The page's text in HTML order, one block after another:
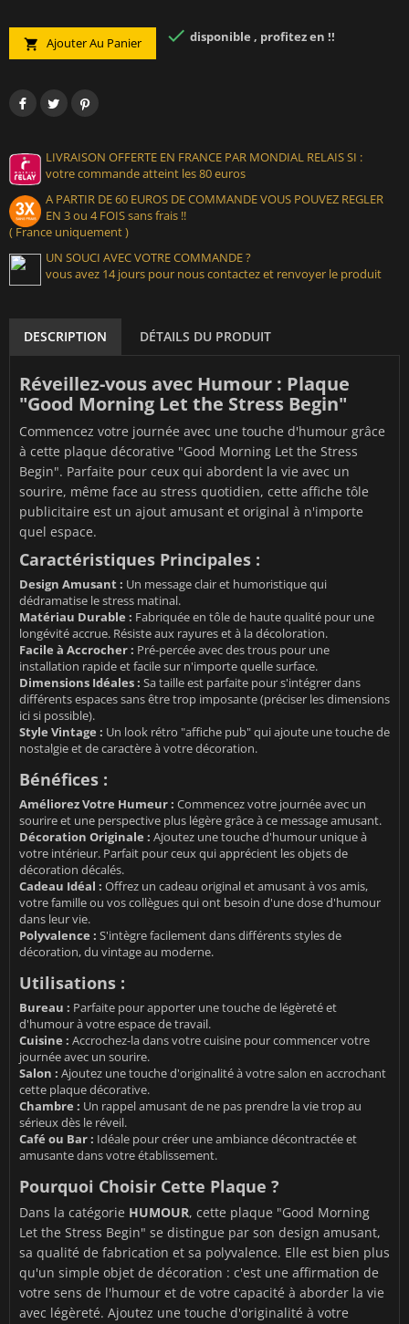
 Ajouter Au Panier  disponible , profitez en !!
LIVRAISON OFFERTE EN FRANCE PAR MONDIAL RELAIS SI :
votre commande atteint les 80 euros
A PARTIR DE 60 EUROS DE COMMANDE VOUS POUVEZ REGLER
EN 3 ou 4 FOIS sans frais !!
( France uniquement )
UN SOUCI AVEC VOTRE COMMANDE ?
vous avez 14 jours pour nous contactez et renvoyer le produit
DESCRIPTION DÉTAILS DU PRODUIT
Réveillez-vous avec Humour : Plaque
"Good Morning Let the Stress Begin"
Commencez votre journée avec une touche d'humour grâce
à cette plaque décorative "Good Morning Let the Stress
Begin". Parfaite pour ceux qui abordent la vie avec un
sourire, même face au stress quotidien, cette affiche tôle
publicitaire est un ajout amusant et original à n'importe
quel espace.
Caractéristiques Principales :
Design Amusant : Un message clair et humoristique qui
dédramatise le stress matinal.
Matériau Durable : Fabriquée en tôle de haute qualité pour une
longévité accrue. Résiste aux rayures et à la décoloration.
Facile à Accrocher : Pré-percée avec des trous pour une
installation rapide et facile sur n'importe quelle surface.
Dimensions Idéales : Sa taille est parfaite pour s'intégrer dans
différents espaces sans être trop imposante (préciser les dimensions
ici si possible).
Style Vintage : Un look rétro "affiche pub" qui ajoute une touche de
nostalgie et de caractère à votre décoration.
Bénéfices :
Améliorez Votre Humeur : Commencez votre journée avec un
sourire et une perspective plus légère grâce à ce message amusant.
Décoration Originale : Ajoutez une touche d'humour unique à
votre intérieur. Parfait pour ceux qui apprécient les objets de
décoration décalés.
Cadeau Idéal : Offrez un cadeau original et amusant à vos amis,
votre famille ou vos collègues qui ont besoin d'une dose d'humour
dans leur vie.
Polyvalence : S'intègre facilement dans différents styles de
décoration, du vintage au moderne.
Utilisations :
Bureau : Parfaite pour apporter une touche de légèreté et
d'humour à votre espace de travail.
Cuisine : Accrochez-la dans votre cuisine pour commencer votre
journée avec un sourire.
Salon : Ajoutez une touche d'originalité à votre salon en accrochant
cette plaque décorative.
Chambre : Un rappel amusant de ne pas prendre la vie trop au
sérieux dès le réveil.
Café ou Bar : Idéale pour créer une ambiance décontractée et
amusante dans votre établissement.
Pourquoi Choisir Cette Plaque ?
Dans la catégorie HUMOUR, cette plaque "Good Morning
Let the Stress Begin" se distingue par son design amusant,
sa qualité de fabrication et sa polyvalence. Elle est bien plus
qu'un simple objet de décoration : c'est une affirmation de
votre sens de l'humour et de votre capacité à aborder la vie
avec légèreté. Ajoutez une touche d'originalité à votre